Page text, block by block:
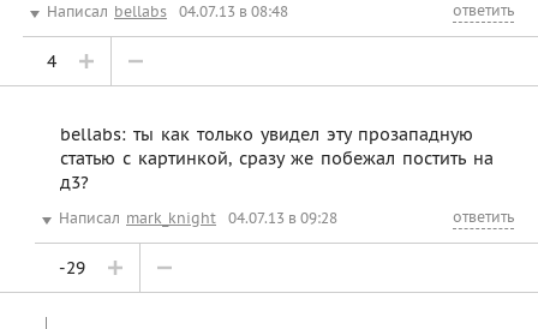
Написал bellabs 04.07.13 в 08:48 ответить
4
bellabs: ты как только увидел эту прозападную
статью с картинкой, сразу же побежал постить на
д3?
Написал mark_knight 04.07.13 в 09:28 ответить
-29